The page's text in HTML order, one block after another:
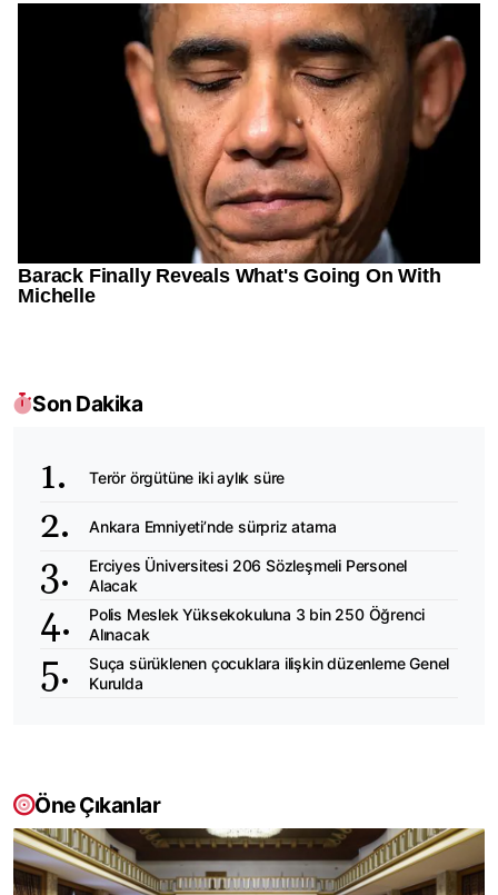
Son Dakika
Terör örgütüne iki aylık süre
Ankara Emniyeti’nde sürpriz atama
Erciyes Üniversitesi 206 Sözleşmeli Personel
Alacak
Polis Meslek Yüksekokuluna 3 bin 250 Öğrenci
Alınacak
Suça sürüklenen çocuklara ilişkin düzenleme Genel
Kurulda
Öne Çıkanlar